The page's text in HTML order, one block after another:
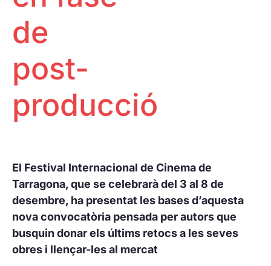
de
post-
producció
El Festival Internacional de Cinema de
Tarragona, que se celebrarà del 3 al 8 de
desembre, ha presentat les bases d’aquesta
nova convocatòria pensada per autors que
busquin donar els últims retocs a les seves
obres i llençar-les al mercat